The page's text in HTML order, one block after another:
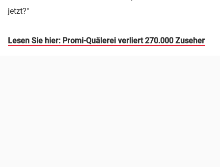
jetzt?"
Lesen Sie hier: Promi-Quälerei verliert 270.000 Zuseher